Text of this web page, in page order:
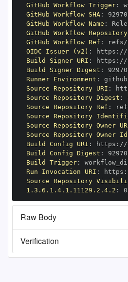
GitHub Workflow Trigger:
GitHub Workflow SHA:
GitHub Workflow Name :
GitHub Workflow Repository
GitHub Workflow Ref :
OIDC Issuer (v2) : https :
Build Signer URI : https : //
Build Signer Digest :
Runner Environment : github
Source Repository URI :
Source Repository Digest :
Source Repository Ref :
Source Repository
Source Repository Owner
Source Repository Owner
Build Config URI : https : //
Build Config Digest :
Build Trigger:
Run Invocation URI : https :
Source Repository
1.3.6.1.4.1.11129.2.4.2 :
Raw Body
Verification